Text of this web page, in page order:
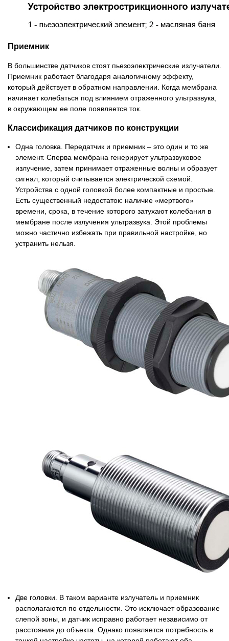
Приемник
В большинстве датчиков стоят пьезоэлектрические излучатели.
Приемник работает благодаря аналогичному эффекту,
который действует в обратном направлении. Когда мембрана
начинает колебаться под влиянием отраженного ультразвука,
в окружающем ее поле появляется ток.
Классификация датчиков по конструкции
Одна головка. Передатчик и приемник – это один и то же
элемент. Сперва мембрана генерирует ультразвуковое
излучение, затем принимает отраженные волны и образует
сигнал, который считывается электрической схемой.
Устройства с одной головкой более компактные и простые.
Есть существенный недостаток: наличие «мертвого»
времени, срока, в течение которого затухают колебания в
мембране после излучения ультразвука. Этой проблемы
можно частично избежать при правильной настройке, но
устранить нельзя.
Две головки. В таком варианте излучатель и приемник
располагаются по отдельности. Это исключает образование
слепой зоны, и датчик исправно работает независимо от
расстояния до объекта. Однако появляется потребность в